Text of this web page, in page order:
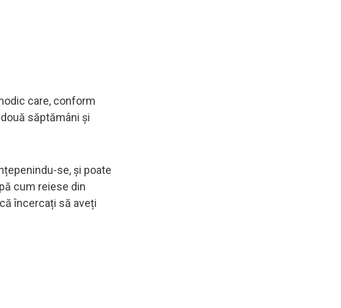
care, conform
săptămâni și
se, și poate
cum reiese din
încercați să aveți